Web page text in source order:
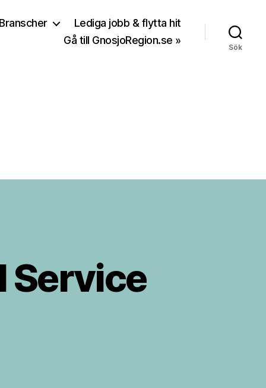
Branscher
Lediga jobb & flytta hit
Gå till GnosjoRegion.se »
Sök
Service